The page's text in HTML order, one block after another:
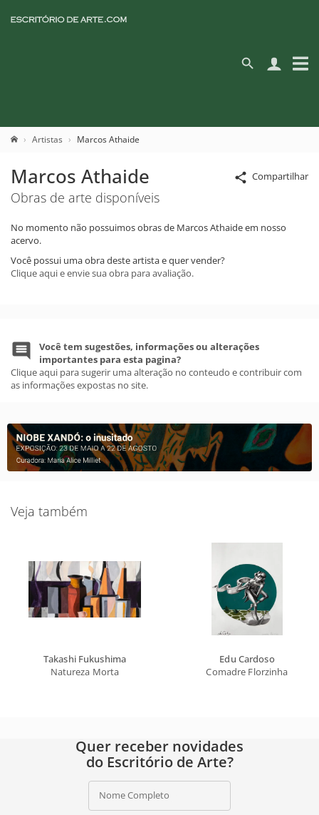
Artistas Marcos Athaide
Compartilhar
Marcos Athaide
Obras de arte disponíveis
No momento não possuimos obras de Marcos Athaide em nosso
acervo.
Você possui uma obra deste artista e quer vender?
Clique aqui e envie sua obra para avaliação.
Você tem sugestões, informações ou alterações
importantes para esta pagina?
Clique aqui para sugerir uma alteração no conteudo e contribuir com
as informações expostas no site.
Veja também
Takashi Fukushima
Natureza Morta
Edu Cardoso
Comadre Florzinha
Quer receber novidades
do Escritório de Arte?
Nome Completo